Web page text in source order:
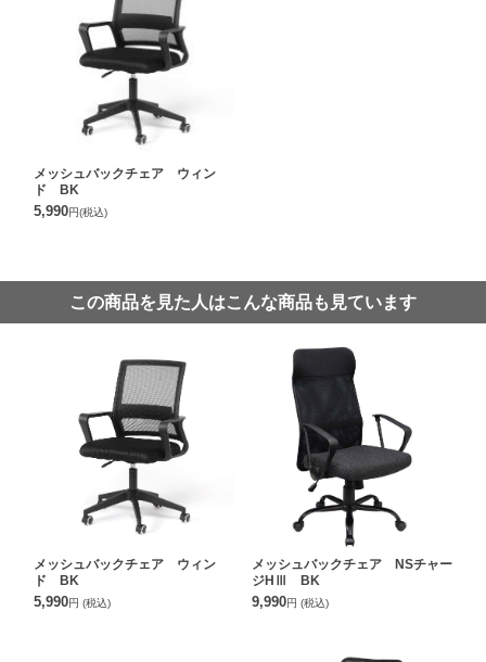
メッシュバックチェア ウィン
ド BK
5,990円(税込)
この商品を見た人はこんな商品も見ています
メッシュバックチェア ウィン
ド BK
5,990円 (税込)
メッシュバックチェア NSチャー
ジHⅢ BK
9,990円 (税込)